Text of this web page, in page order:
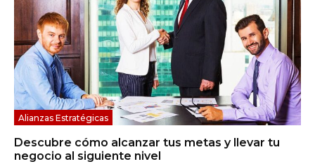
Alianzas Estratégicas
Descubre cómo alcanzar tus metas y llevar tu
negocio al siguiente nivel